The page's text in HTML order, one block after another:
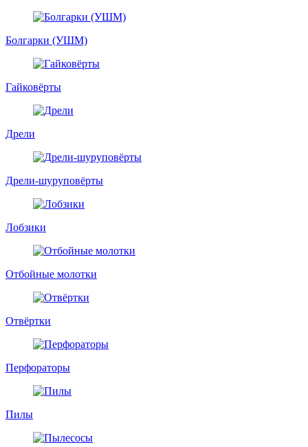
Болгарки (УШМ)
Гайковёрты
Дрели
Дрели-шуруповёрты
Лобзики
Отбойные молотки
Отвёртки
Перфораторы
Пилы